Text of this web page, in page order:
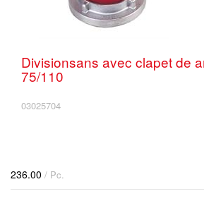
Divisionsans avec clapet de
75/110
03025704
236.00 / Pc.